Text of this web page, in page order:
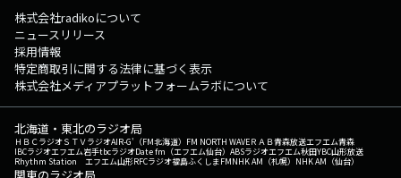
株式会社radikoについて
ニュースリリース
採用情報
特定商取引に関する法律に基づく表示
株式会社メディアプラットフォームラボについて
北海道・東北のラジオ局
ＨＢＣラジオＳＴＶラジオAIR-G'（FM北海道） FM NORTH WAVEＲＡＢ青森放送エフエム青森
IBCラジオエフエム岩手tbcラジオDate fm（エフエム仙台） ABSラジオエフエム秋田YBC山形放送
Rhythm Station エフエム山形RFCラジオ福島ふくしまFMNHK AM（札幌） NHK AM（仙台）